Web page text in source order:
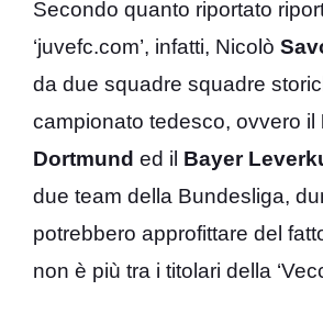
Secondo quanto riportato
‘juvefc.com’, infatti, Nicolò
da due squadre squadre
campionato tedesco, ovvero il
Dortmund ed il Bayer
due team della Bundesliga,
potrebbero approfittare del
non è più tra i titolari della